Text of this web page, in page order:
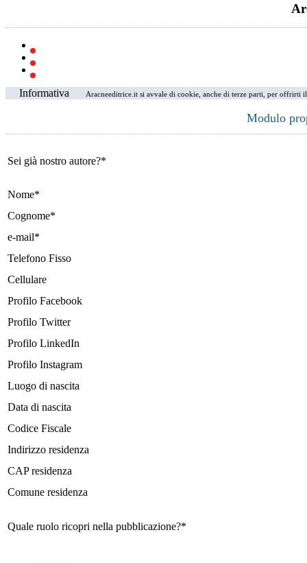
Informativa Aracneeditrice.it si avvale di cookie, anche di terze parti, per
Modulo
Sei già nostro autore?*
Nome*
Cognome*
e-mail*
Telefono Fisso
Cellulare
Profilo Facebook
Profilo Twitter
Profilo LinkedIn
Profilo Instagram
Luogo di nascita
Data di nascita
Codice Fiscale
Indirizzo residenza
CAP residenza
Comune residenza
Quale ruolo ricopri nella pubblicazione?*